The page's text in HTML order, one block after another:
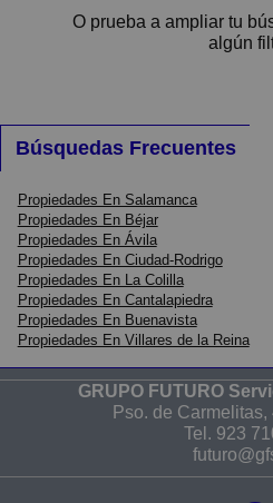
O prueba a ampliar tu
algún
Búsquedas Frecuentes
Propiedades En Salamanca
Propiedades En Béjar
Propiedades En Ávila
Propiedades En Ciudad-Rodrigo
Propiedades En La Colilla
Propiedades En Cantalapiedra
Propiedades En Buenavista
Propiedades En Villares de la Reina
GRUPO FUTURO
Pso. de
Tel. 923